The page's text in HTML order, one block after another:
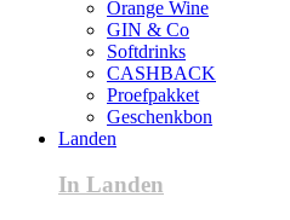
Orange Wine
GIN & Co
Softdrinks
CASHBACK
Proefpakket
Geschenkbon
Landen
In Landen